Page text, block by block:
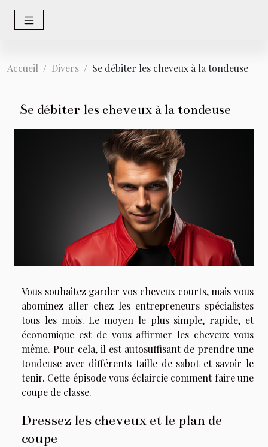
Accueil Divers Se débiter les cheveux à la tondeuse
Se débiter les cheveux à la tondeuse
Vous souhaitez garder vos cheveux courts, mais vous
abominez aller chez les entrepreneurs spécialistes
tous les mois. Le moyen le plus simple, rapide, et
économique est de vous affirmer les cheveux vous
même. Pour cela, il est autosuffisant de prendre une
tondeuse avec différents taille de sabot et savoir le
tenir. Cette épisode vous éclaircie comment faire une
coupe de classe.
Dressez les cheveux et le plan de
coupe